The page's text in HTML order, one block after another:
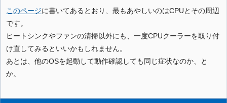
このページに書いてあるとおり、最もあやしいのはCPUとその周辺
です。
ヒートシンクやファンの清掃以外にも、一度CPUクーラーを取り付
け直してみるといいかもしれません。
あとは、他のOSを起動して動作確認しても同じ症状なのか、と
か。